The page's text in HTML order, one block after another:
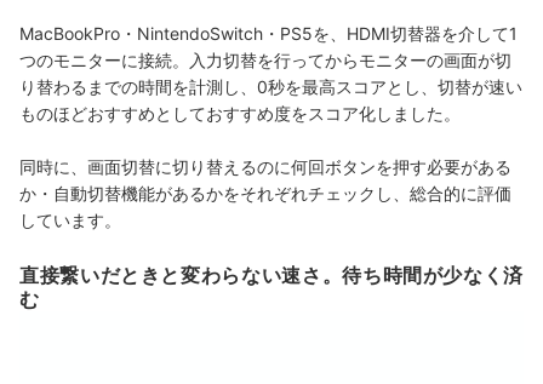
MacBookPro・NintendoSwitch・PS5を、HDMI切替器を介して1
つのモニターに接続。入力切替を行ってからモニターの画面が切
り替わるまでの時間を計測し、0秒を最高スコアとし、切替が速い
ものほどおすすめとしておすすめ度をスコア化しました。
同時に、画面切替に切り替えるのに何回ボタンを押す必要がある
か・自動切替機能があるかをそれぞれチェックし、総合的に評価
しています。
直接繋いだときと変わらない速さ。待ち時間が少なく済
む